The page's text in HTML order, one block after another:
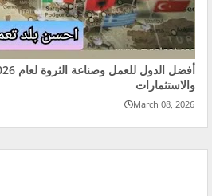
والاستثمارات
March 08, 2026